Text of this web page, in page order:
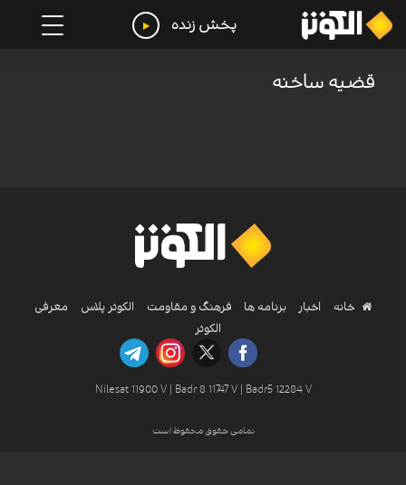
پخش زنده
قضیه ساخنه
خانه اخبار برنامه ها فرهنگ و مقاومت الکوثر پلاس
معرفی
الکوثر
Nilesat 11900 V | Badr 8 11747 V | Badr5 12284 V
تمامی حقوق محفوظ است